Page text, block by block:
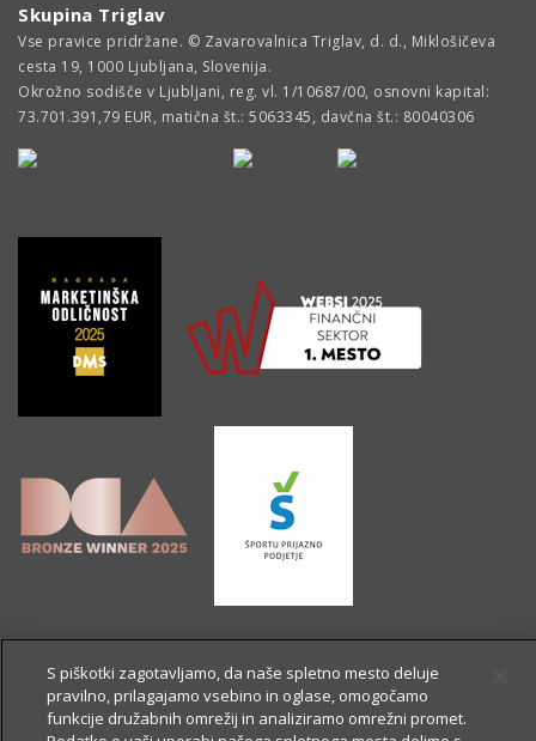
Skupina Triglav
Vse pravice pridržane. © Zavarovalnica Triglav, d. d., Miklošičeva
cesta 19, 1000 Ljubljana, Slovenija.
Okrožno sodišče v Ljubljani, reg. vl. 1/10687/00, osnovni kapital:
73.701.391,79 EUR, matična št.: 5063345, davčna št.: 80040306
S piškotki zagotavljamo, da naše spletno mesto deluje
pravilno, prilagajamo vsebino in oglase, omogočamo
funkcije družabnih omrežij in analiziramo omrežni promet.